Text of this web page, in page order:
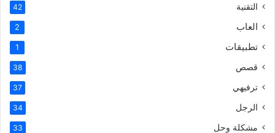
التقنية 42
العاب 2
تطبيقات 1
قصص 38
ترفيهي 37
الرجل 34
مشكلة وحل 33